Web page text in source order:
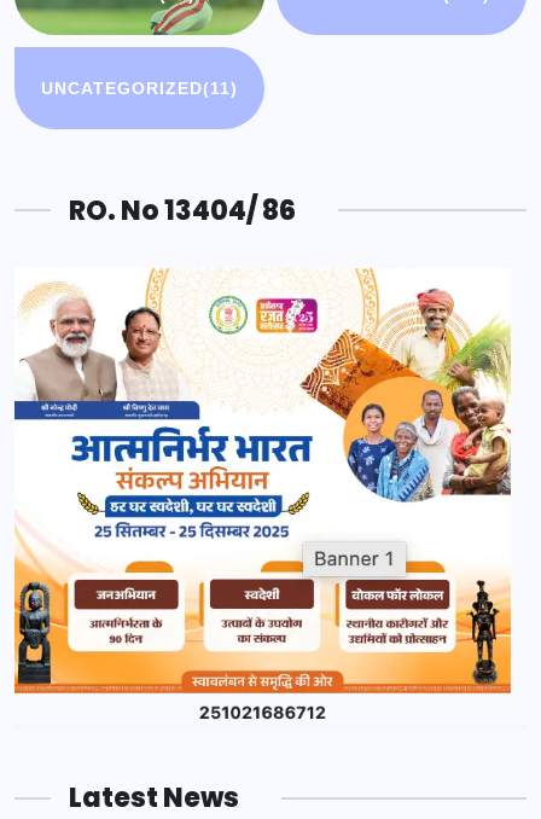
UNCATEGORIZED(11)
RO. No 13404/ 86
Latest News